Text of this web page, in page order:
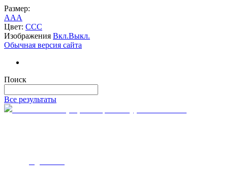
Размер:
AAA
Цвет: CCC
Изображения Вкл.Выкл.
Обычная версия сайта
Поиск
Все результаты